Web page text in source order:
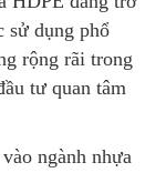
sử dụng phổ
rộng rãi trong
tư quan tâm
ngành nhựa